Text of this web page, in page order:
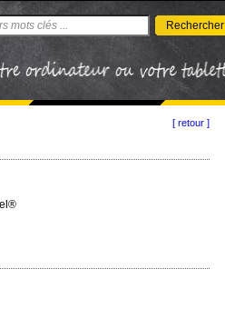
Rechercher
[ retour ]